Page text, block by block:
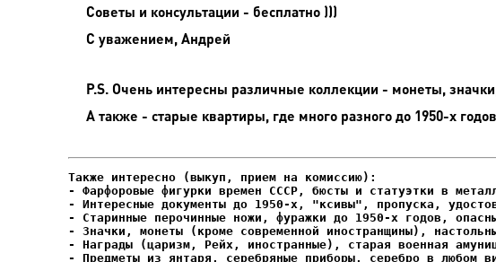
Советы и консультации - бесплатно )))
С уважением, Андрей
P.S. Очень интересны различные коллекции - монеты,
А также - старые квартиры, где много разного до 1950-х
- Фарфоровые фигурки времен СССР, бюсты и статуэтки в
- Интересные документы до 1950-х, "ксивы", пропуска,